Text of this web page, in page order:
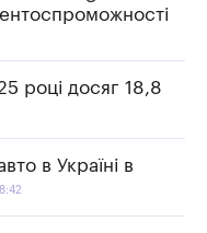
році досяг 18,8
в Україні в